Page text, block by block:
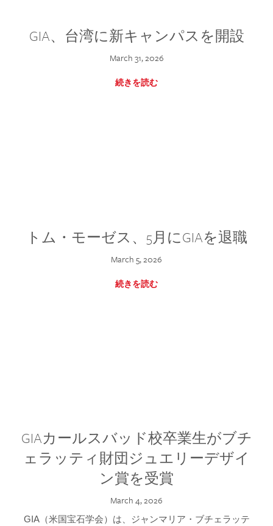
GIA、台湾に新キャンパスを開設
March 31, 2026
続きを読む
トム・モーゼス、5月にGIAを退職
March 5, 2026
続きを読む
GIAカールスバッド校卒業生がブチ
ェラッティ財団ジュエリーデザイ
ン賞を受賞
March 4, 2026
GIA（米国宝石学会）は、ジャンマリア・ブチェラッテ